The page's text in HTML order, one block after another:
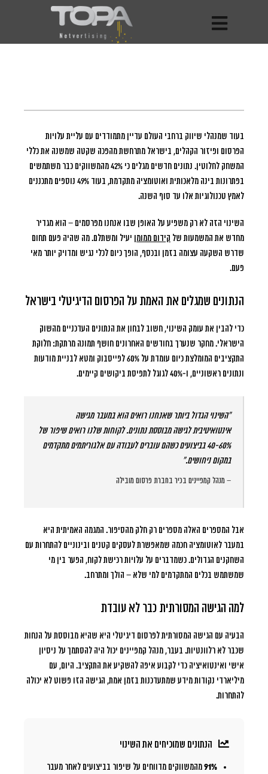
בעוד שמנהלי שיווק ברחבי העולם עדיין מתמודדים עם עליית עלויות
הפרסום ופיזור הקהלים, בישראל מתרחשת מהפכה שקטה שמשנה את כללי
המשחק לחלוטין.
נתונים חדשים מגלים כי 42% מהמשווקים כבר משתמשים
בפתרונות בינה מלאכותית ואוטומציה מתקדמת, בעוד 49% נוספים מתכננים
לאמץ טכנולוגיות אלו עד סוף השנה.
השינוי הזה לא רק משפיע על האופן שבו אנחנו מפרסמים – הוא מגדיר
מחדש את המשמעות של קידום ממומן יעיל ומשתלם. מה שהיה פעם תחום
שדרש השקעה עצומה בזמן ובכסף, הופך כיום לכלי נגיש ומדויק יותר מאי
פעם.
הנתונים שמגלים את האמת על הפרסום הדיגיטלי בישראל
כדי להבין את עומק השינוי, חשוב לבחון את הנתונים העדכניים מהשוק
הישראלי. מחקר שנערך בחודשים האחרונים חושף תמונה מרתקת: חלוקת
התקציבים המומלצת כיום עומדת על 60% לפייסבוק ומטא לבניית מודעות
ונתונים ראשוניים, ו-40% לגוגל לתפיסת ביקושים קיימים.
“השינוי הגדול ביותר שאנחנו רואים הוא במעבר מגישה
אינטואיטיבית לגישה מבוססת נתונים. לקוחות שלנו רואים שיפור של
40-60% בביצועים כשהם עוברים לעבודה עם אלגוריתמים מתקדמים
במקום ניחושים.”
– מנהל קמפיינים בכיר בחברת פרסום מובילה
אבל המספרים האלה מספרים רק חלק מהסיפור. המגמה האמיתית היא
במעבר לאוטומציה חכמה שמאפשרת לעסקים קטנים ובינוניים להתחרות עם
השחקנים הגדולים. כשמדברים על עלויות רכישת לקוח, הפער בין מי
שמשתמש בכלים המתקדמים למי שלא – הולך ומתרחב.
למה הגישה המסורתית כבר לא עובדת
הבעיה עם הגישה המסורתית לפרסום דיגיטלי היא שהיא מבוססת על הנחות
שכבר לא רלוונטיות. בעבר, מנהל קמפיינים יכול היה להסתמך על ניסיון
אישי ואינטואיציה כדי לקבוע איפה להשקיע את התקציב. היום, עם
מיליארדי נקודות מידע שמתעדכנות בזמן אמת, הגישה הזו פשוט לא יכולה
להתחרות.
הנתונים שמוכיחים את השינוי
91%מהמשווקים מדווחים על שיפור בביצועים לאחר מעבר